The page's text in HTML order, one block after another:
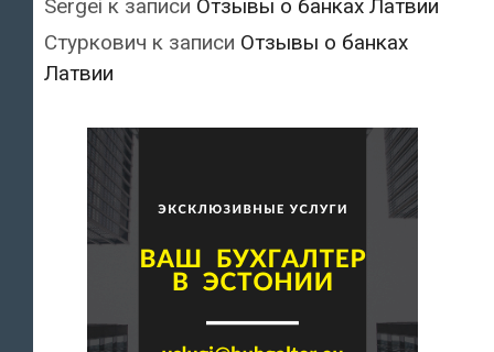
Sergei к записи Отзывы о банках Латвии
Стуркович к записи Отзывы о банках
Латвии